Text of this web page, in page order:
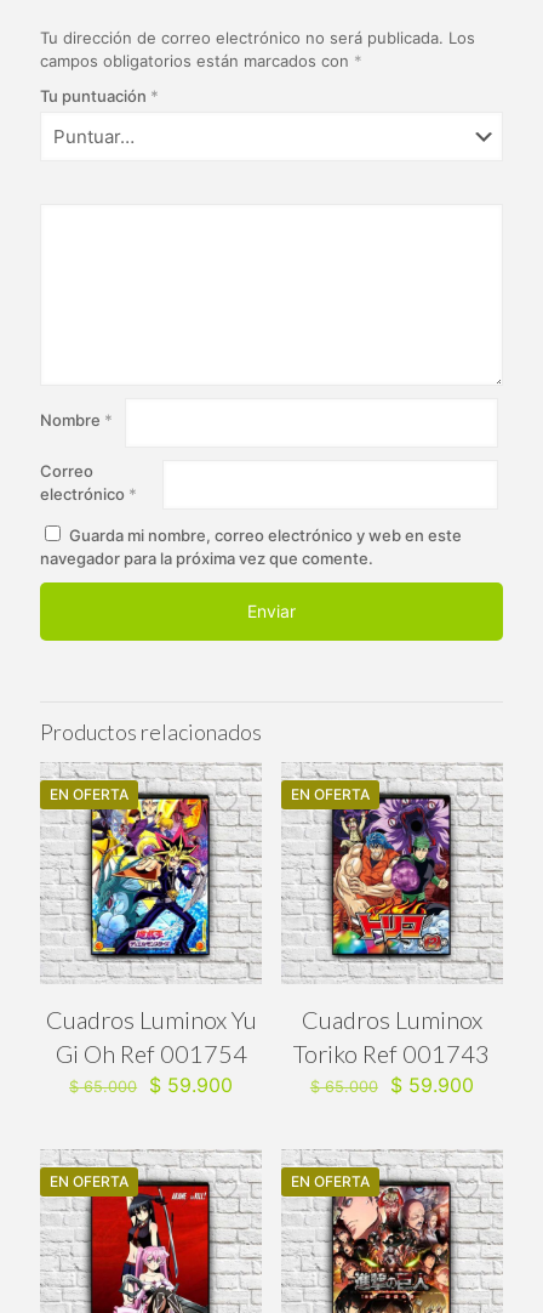
Tu dirección de correo electrónico no será publicada. Los
campos obligatorios están marcados con *
Tu puntuación *
Nombre *
Correo
electrónico *
Guarda mi nombre, correo electrónico y web en este
navegador para la próxima vez que comente.
Productos relacionados
EN OFERTA
Cuadros Luminox Yu
Gi Oh Ref 001754
$65.000
El
era:
$ 65.000.
$ 59.900
es:
$ 59.900.
EN OFERTA
Cuadros Luminox
Toriko Ref 001743
$65.000
El
era:
$ 65.000.
$59.900El
es:
$
EN OFERTA EN OFERTA